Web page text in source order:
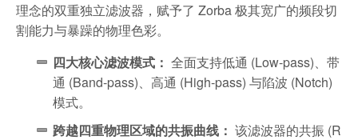
理念的双重独立滤波器，赋予了 Zorba 极其宽广的频段切
割能力与暴躁的物理色彩。
四大核心滤波模式： 全面支持低通 (Low-pass)、带
通 (Band-pass)、高通 (High-pass) 与陷波 (Notch)
模式。
跨越四重物理区域的共振曲线： 该滤波器的共振 (R